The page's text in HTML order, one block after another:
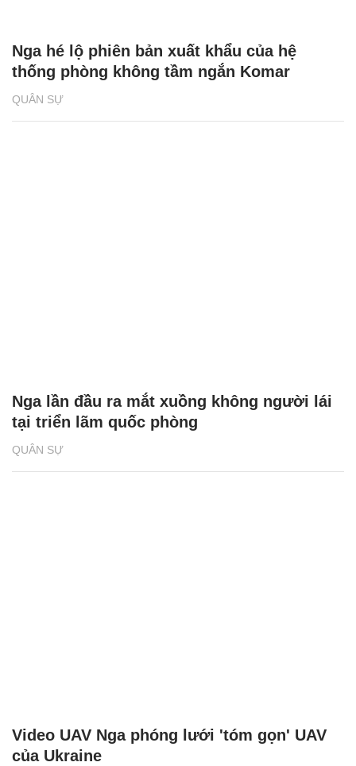
QUÂN SỰ
Nga hé lộ phiên bản xuất khẩu của hệ
thống phòng không tầm ngắn Komar
QUÂN SỰ
Nga lần đầu ra mắt xuồng không người lái
tại triển lãm quốc phòng
Video UAV Nga phóng lưới 'tóm gọn' UAV
của Ukraine